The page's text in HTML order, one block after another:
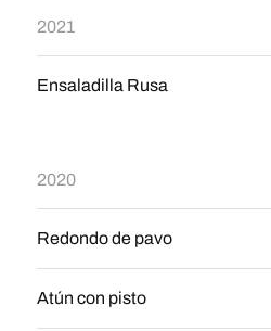
2021
Ensaladilla Rusa
2020
Redondo de pavo
Atún con pisto